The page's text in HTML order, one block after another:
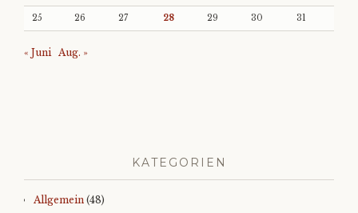
25 26 27 28 29 30 31
« Juni Aug. »
KATEGORIEN
Allgemein (48)